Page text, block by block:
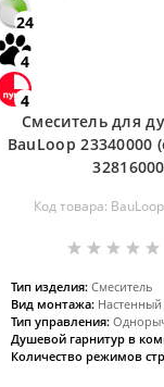
24
4
4
Смеситель для
BauLoop 23340000
Код товара:
Тип изделия: Смеситель
Вид монтажа: Настенный
Тип управления:
Душевой гарнитур в
Количество режимов